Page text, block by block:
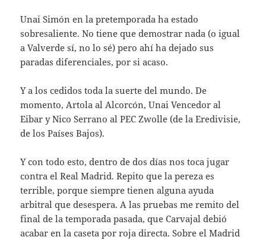
Unai Simón en la pretemporada ha estado
sobresaliente. No tiene que demostrar nada (o igual
a Valverde sí, no lo sé) pero ahí ha dejado sus
paradas diferenciales, por si acaso.
Y a los cedidos toda la suerte del mundo. De
momento, Artola al Alcorcón, Unai Vencedor al
Eibar y Nico Serrano al PEC Zwolle (de la Eredivisie,
de los Países Bajos).
Y con todo esto, dentro de dos días nos toca jugar
contra el Real Madrid. Repito que la pereza es
terrible, porque siempre tienen alguna ayuda
arbitral que desespera. A las pruebas me remito del
final de la temporada pasada, que Carvajal debió
acabar en la caseta por roja directa. Sobre el Madrid